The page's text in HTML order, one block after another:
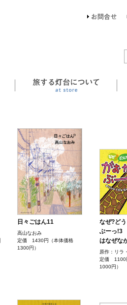
連載 旅
日々ごはん11
高山なおみ
定価 1430円（本体価格
1300円）
なぜ?ど
ぶーっ!3
はなぜな
原作：リラ
定価 1100
1000円）